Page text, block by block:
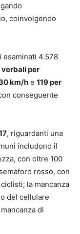
coinvolgendo
esaminati 4.578
per
km/h e 119 per
conseguente
, riguardanti una
includono il
con oltre 100
rosso, con
la mancanza
del cellulare
di